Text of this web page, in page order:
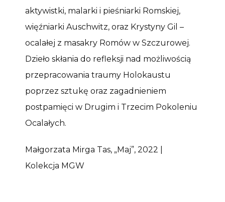
aktywistki, malarki i pieśniarki Romskiej,
więźniarki Auschwitz, oraz Krystyny Gil –
ocalałej z masakry Romów w Szczurowej.
Dzieło skłania do refleksji nad możliwością
przepracowania traumy Holokaustu
poprzez sztukę oraz zagadnieniem
postpamięci w Drugim i Trzecim Pokoleniu
Ocalałych.
Małgorzata Mirga Tas, „Maj”, 2022 |
Kolekcja MGW